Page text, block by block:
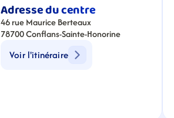
Adresse du centre
46 rue Maurice Berteaux
78700 Conflans-Sainte-Honorine
Voir l'itinéraire